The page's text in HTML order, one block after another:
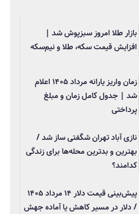
بازار طلا امروز سبزپوش شد |
افزایش قیمت سکه، طلا و نیم‌سکه
زمان واریز یارانه مرداد ۱۴۰۵ اعلام
شد | جدول کامل زمان و مبلغ
پرداختی
نازی آباد تهران شگفتی ساز شد /
بهترین و بدترین محله‌ها برای زندگی
کدامند؟
پیش‌بینی قیمت دلار ۱۴ مرداد ۱۴۰۵
/ دلار در مسیر کاهش یا آماده جهش